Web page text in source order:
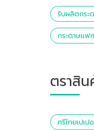
รับผลิตกระ
กระดาษแฟ
ตราสิน
ศรีไทยเปเ